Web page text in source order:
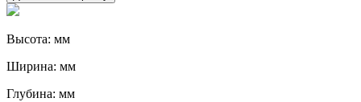
Высота: мм
Ширина: мм
Глубина: мм